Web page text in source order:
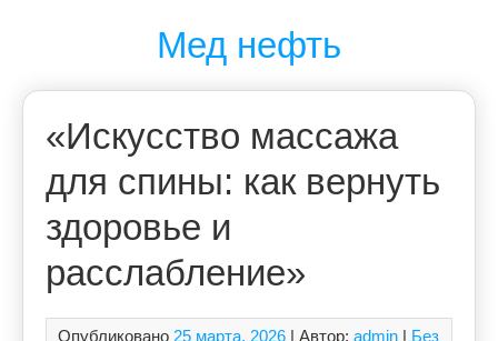
Мед нефть
«Искусство массажа
для спины: как вернуть
здоровье и
расслабление»
Опубликовано 25 марта, 2026 | Автор: admin | Без